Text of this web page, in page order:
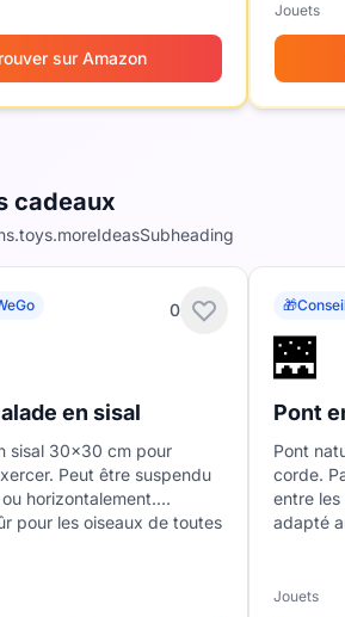
sur Amazon
Jouets
cadeaux
0
en sisal
sisal 30x30 cm pour
Peut être suspendu
horizontalement.
pour les oiseaux de toutes
🎁
🌉
Pont
Pont
corde.
entre
adapté
Jouets